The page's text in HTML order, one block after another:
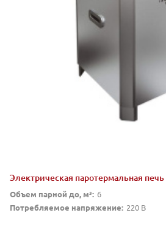
Электрическая паротермальная
Объем парной до, м³: 6
Потребляемое напряжение: 220 В